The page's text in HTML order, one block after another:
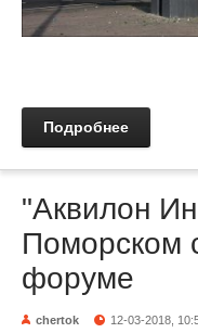
Подробнее
"Аквилон
Поморском
форуме
chertok 12-03-2018,